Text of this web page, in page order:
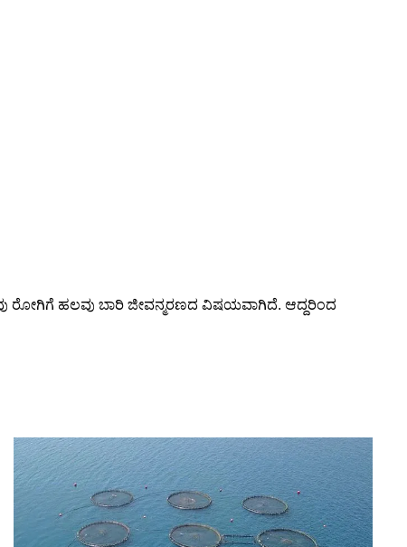
ರೋಗಿಗೆ ಹಲವು ಬಾರಿ ಜೀವನ್ಮರಣದ ವಿಷಯವಾಗಿದೆ. ಆದ್ದರಿಂದ